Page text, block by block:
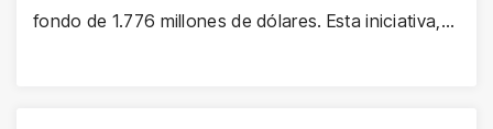
fondo de 1.776 millones de dólares. Esta iniciativa,…